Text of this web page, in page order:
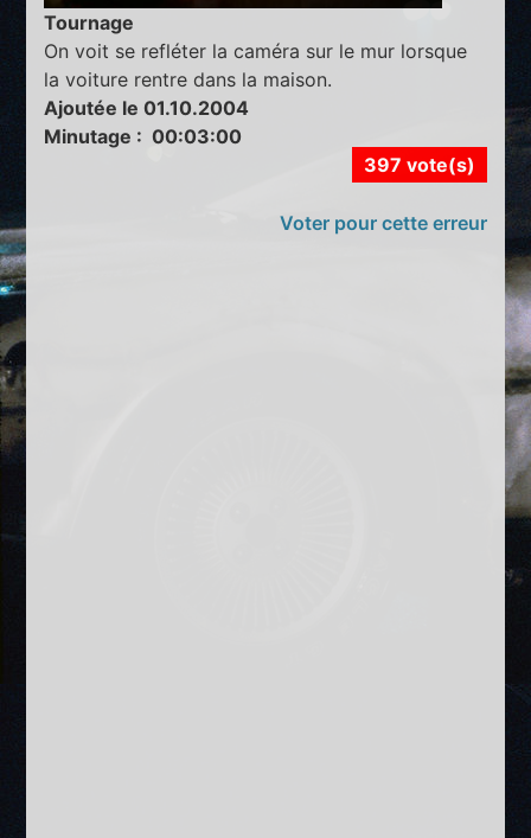
Tournage
On voit se refléter la caméra sur le mur lorsque
la voiture rentre dans la maison.
Ajoutée le 01.10.2004
Minutage : 00:03:00
397 vote(s)
Voter pour cette erreur